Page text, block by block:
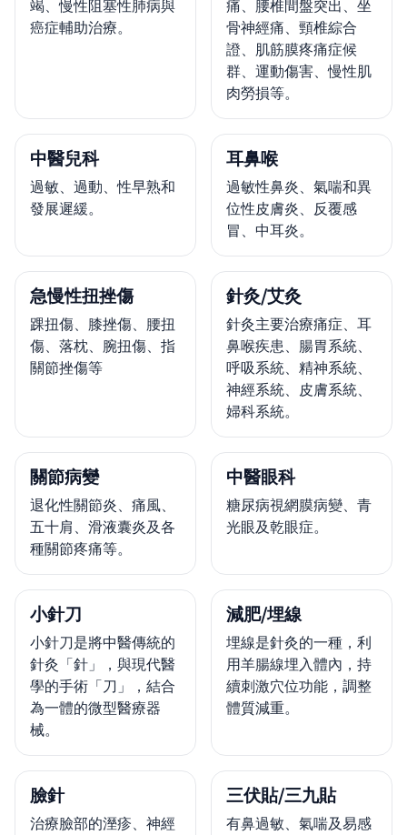
竭、慢性阻塞性肺病與
癌症輔助治療。
痛、腰椎間盤突出、坐
骨神經痛、頸椎綜合
證、肌筋膜疼痛症候
群、運動傷害、慢性肌
肉勞損等。
中醫兒科
過敏、過動、性早熟和
發展遲緩。
耳鼻喉
過敏性鼻炎、氣喘和異
位性皮膚炎、反覆感
冒、中耳炎。
急慢性扭挫傷
踝扭傷、膝挫傷、腰扭
傷、落枕、腕扭傷、指
關節挫傷等
針灸/艾灸
針灸主要治療痛症、耳
鼻喉疾患、腸胃系統、
呼吸系統、精神系統、
神經系統、皮膚系統、
婦科系統。
關節病變
退化性關節炎、痛風、
五十肩、滑液囊炎及各
種關節疼痛等。
中醫眼科
糖尿病視網膜病變、青
光眼及乾眼症。
小針刀
小針刀是將中醫傳統的
針灸「針」，與現代醫
學的手術「刀」，結合
為一體的微型醫療器
械。
減肥/埋線
埋線是針灸的一種，利
用羊腸線埋入體內，持
續刺激穴位功能，調整
體質減重。
臉針
治療臉部的溼疹、神經
三伏貼/三九貼
有鼻過敏、氣喘及易感